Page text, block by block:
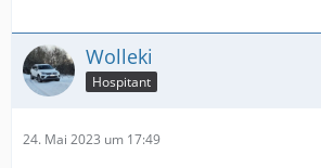
Wolleki
Hospitant
24. Mai 2023 um 17:49